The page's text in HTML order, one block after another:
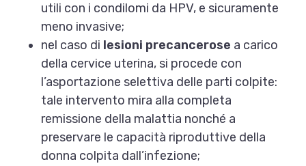
utili con i condilomi da HPV, e sicuramente
meno invasive;
nel caso di lesioni precancerose a carico
della cervice uterina, si procede con
l’asportazione selettiva delle parti colpite:
tale intervento mira alla completa
remissione della malattia nonché a
preservare le capacità riproduttive della
donna colpita dall’infezione;